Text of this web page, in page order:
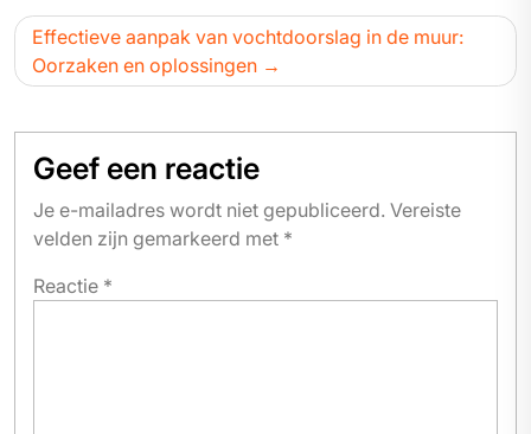
Effectieve aanpak van vochtdoorslag in de muur:
Oorzaken en oplossingen
Geef een reactie
Je e-mailadres wordt niet gepubliceerd. Vereiste
velden zijn gemarkeerd met *
Reactie *